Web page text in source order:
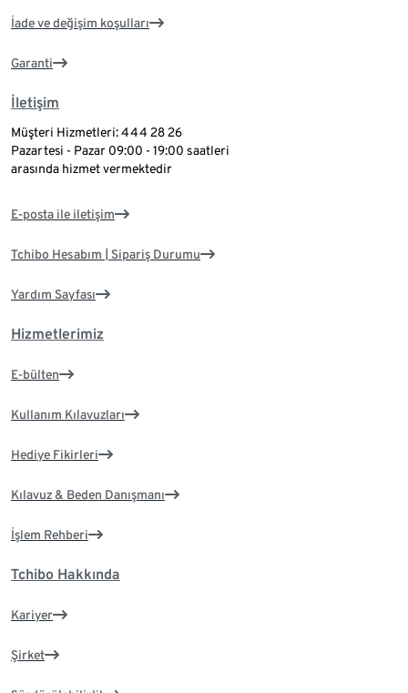
İade ve değişim koşulları
Garanti
İletişim
Müşteri Hizmetleri: 444 28 26
Pazartesi - Pazar 09:00 - 19:00 saatleri
arasında hizmet vermektedir
E-posta ile iletişim
Tchibo Hesabım | Sipariş Durumu
Yardım Sayfası
Hizmetlerimiz
E-bülten
Kullanım Kılavuzları
Hediye Fikirleri
Kılavuz & Beden Danışmanı
İşlem Rehberi
Tchibo Hakkında
Kariyer
Şirket